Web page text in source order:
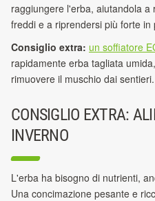
raggiungere l'erba, aiutandola
freddi e a riprendersi più forte in
Consiglio extra: un soffiatore
rapidamente erba tagliata
rimuovere il muschio dai sentieri.
CONSIGLIO EXTRA:
INVERNO
L'erba ha bisogno di nutrienti,
Una concimazione pesante e